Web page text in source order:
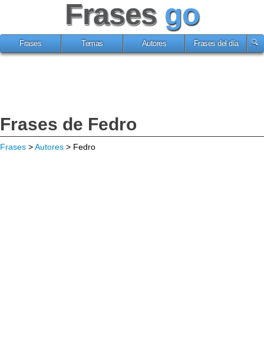
Frases go
Frases Temas Autores Frases del día
Frases de Fedro
Frases >Autores > Fedro